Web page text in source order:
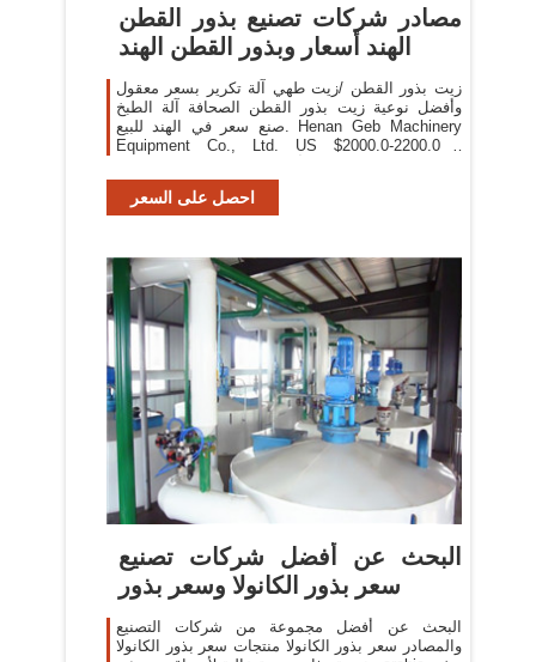
مصادر شركات تصنيع بذور القطن
الهند أسعار وبذور القطن الهند
زيت بذور القطن /زيت طهي آلة تكرير بسعر معقول
وأفضل نوعية زيت بذور القطن الصحافة آلة الطبخ
صنع سعر في الهند للبيع. Henan Geb Machinery
Equipment Co., Ltd. US $2000.0-2200.0 /
Transaction Level بطاقة: زيت
احصل على السعر
البحث عن أفضل شركات تصنيع
سعر بذور الكانولا وسعر بذور
البحث عن أفضل مجموعة من شركات التصنيع
والمصادر سعر بذور الكانولا منتجات سعر بذور الكانولا